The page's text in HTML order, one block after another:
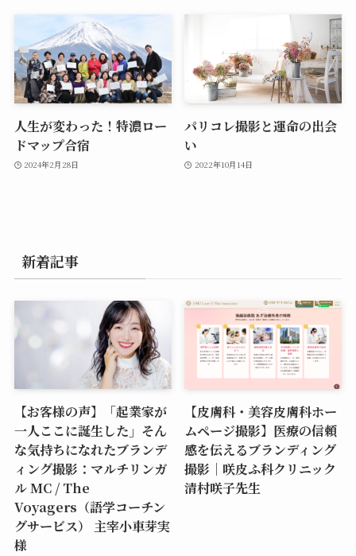
人生が変わった！特濃ロー
ドマップ合宿
2024年2月28日
パリコレ撮影と運命の出会
い
2022年10月14日
新着記事
【お客様の声】「起業家が
一人ここに誕生した」そん
な気持ちになれたブランデ
ィング撮影：マルチリンガ
ル MC / The
Voyagers（語学コーチン
グサービス） 主宰小車芽実
様
【皮膚科・美容皮膚科ホー
ムページ撮影】医療の信頼
感を伝えるブランディング
撮影｜咲皮ふ科クリニック
清村咲子先生